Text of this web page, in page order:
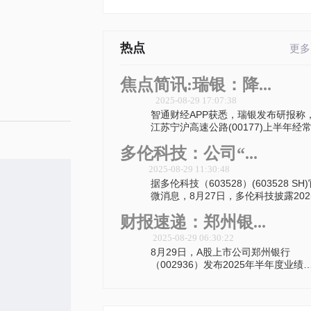
热点 更多
焦点简讯:瑞银：降...
2025-08-29 17:07:38
智通财经APP获悉，瑞银发布研报称
江苏宁沪高速公路(00177)上半年经常
多伦科技：公司“...
2025-08-29 11:30:48
据多伦科技（603528）(603528 SH)
微消息，8月27日，多伦科技披露
财报速递：郑州银...
2025-08-29 06:30:22
8月29日，A股上市公司郑州银行
（002936）发布2025年半年度业绩